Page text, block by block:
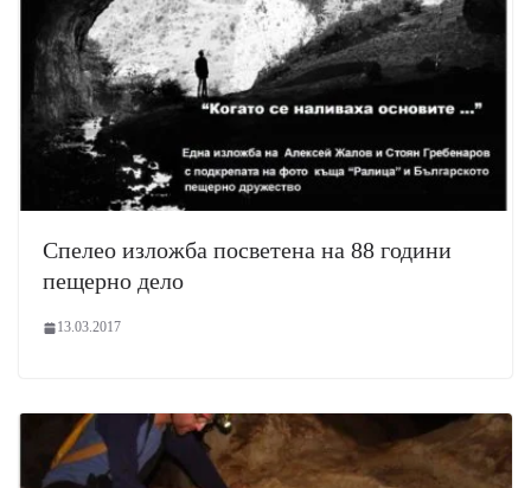
Спелео изложба посветена на 88 години
пещерно дело
13.03.2017